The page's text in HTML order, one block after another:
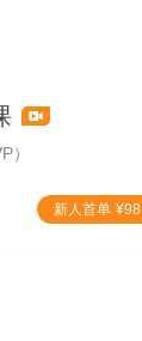
）
新⼈⾸单 ¥98